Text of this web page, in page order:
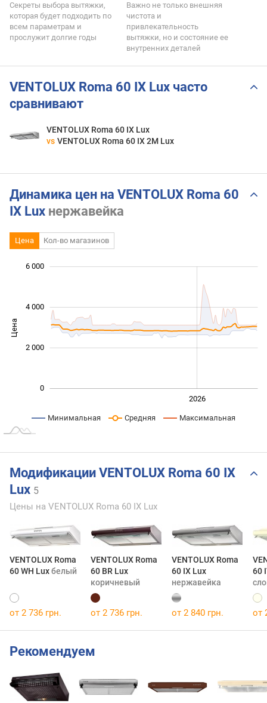
Секреты выбора вытяжки,
которая будет подходить по
всем параметрам и
прослужит долгие годы
Важно не только внешняя
чистота и
привлекательность
вытяжки, но и состояние ее
внутренних деталей
VENTOLUX Roma 60 IX Lux часто
сравнивают
VENTOLUX Roma 60 IX Lux
vs VENTOLUX Roma 60 IX 2M Lux
Динамика цен на VENTOLUX Roma 60
IX Lux нержавейка
Цена Кол-во магазинов
Цена
0
2 000
4 000
6 000
2026
Минимальная Средняя Максимальная
Модификации VENTOLUX Roma 60 IX
Lux 5
Цены на VENTOLUX Roma 60 IX Lux
VENTOLUX Roma
60 WH Luxбелый
VENTOLUX Roma
60 BR Lux
коричневый
VENTOLUX Roma
60 IX Lux
нержавейка
60
от 2 736 грн. от 2 736 грн. от 2 840 грн. от
Рекомендуем